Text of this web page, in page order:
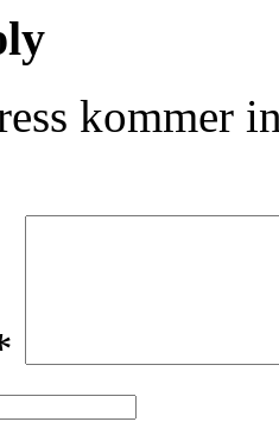
kommer